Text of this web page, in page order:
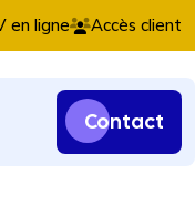
en ligne Accès client
Contact